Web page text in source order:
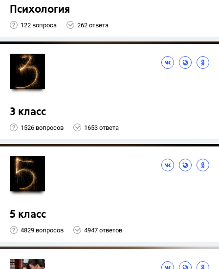
Психология
122 вопроса 262 ответа
3 класс
1526 вопросов 1653 ответа
5 класс
4829 вопросов 4947 ответов